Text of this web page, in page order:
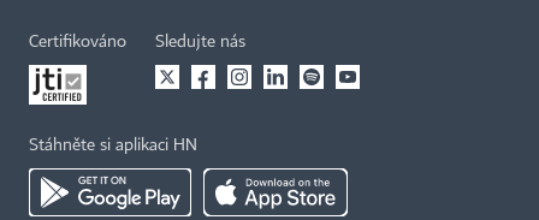
Certifikováno Sledujte nás
Stáhněte si aplikaci HN